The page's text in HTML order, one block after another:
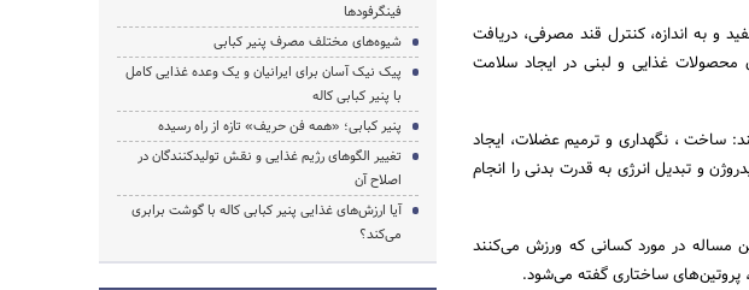
و به اندازه، کنترل قند مصرفی، دریافت
محصولات غذایی و لبنی در ایجاد سلامت
ساخت ، نگهداری و ترمیم عضلات، ایجاد
و تبدیل انرژی به قدرت بدنی را انجام
مساله در مورد کسانی که ورزش می‌کنند
پروتین‌های ساختاری گفته می‌شود.
فینگرفودها
شیوه‌های مختلف مصرف پنیر کبابی
پیک نیک آسان برای ایرانیان و یک وعده غذایی کامل
با پنیر کبابی کاله
پنیر کبابی؛ «همه فن حریف» تازه از راه رسیده
تغییر الگوهای رژیم غذایی و نقش تولیدکنندگان در
اصلاح آن
آیا ارزش‌های غذایی پنیر کبابی کاله با گوشت برابری
می‌کند؟